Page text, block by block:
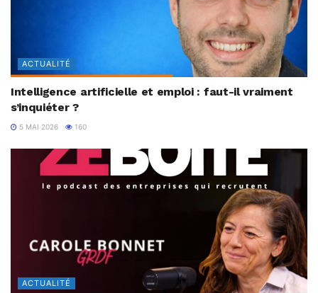
ACTUALITÉ
Intelligence artificielle et emploi : faut-il vraiment
s’inquiéter ?
5 MAI 2026 160
ACTUALITÉ